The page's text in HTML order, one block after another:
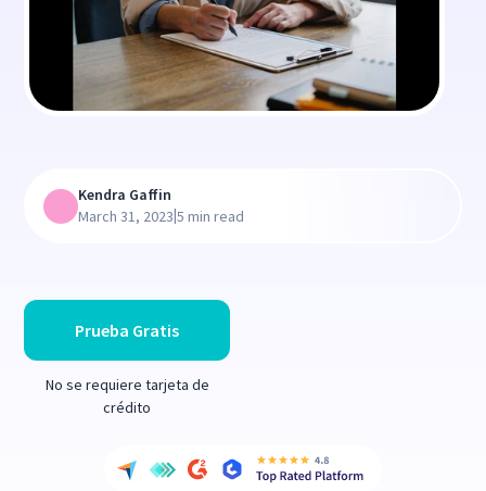
Prueba Gratis
No se requiere tarjeta de
crédito
Kendra Gaffin
March 31, 2023|5 min read